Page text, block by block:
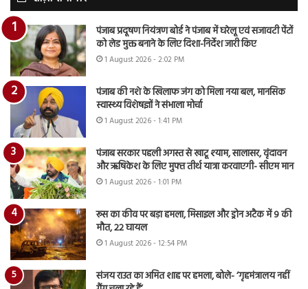
पंजाब प्रदूषण नियंत्रण बोर्ड ने पंजाब में घरेलू एवं सजावटी पेंटों
को लेड मुक्त बनाने के लिए दिशा-निर्देश जारी किए
1 August 2026 - 2:02 PM
पंजाब की नशे के खिलाफ जंग को मिला नया बल, मानसिक
स्वास्थ्य विशेषज्ञों ने संभाला मोर्चा
1 August 2026 - 1:41 PM
पंजाब सरकार पहली अगस्त से खाटू श्याम, सालासर, वृंदावन
और ऋषिकेश के लिए मुफ्त तीर्थ यात्रा करवाएगी- सीएम मान
1 August 2026 - 1:01 PM
रूस का कीव पर बड़ा हमला, मिसाइल और ड्रोन अटैक में 9 की
मौत, 22 घायल
1 August 2026 - 12:54 PM
संजय राउत का अमित शाह पर हमला, बोले- ‘गृहमंत्रालय नहीं